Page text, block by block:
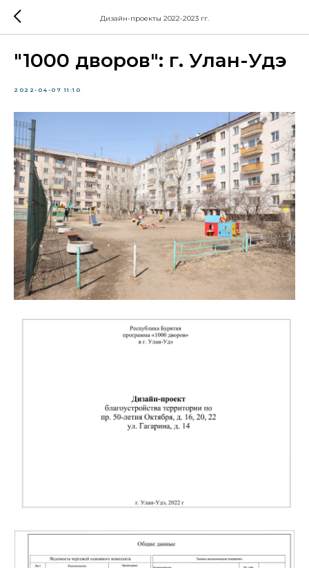
Дизайн-проекты 2022-2023 гг.
"1000 дворов": г. Улан-Удэ
2022-04-07 11:10